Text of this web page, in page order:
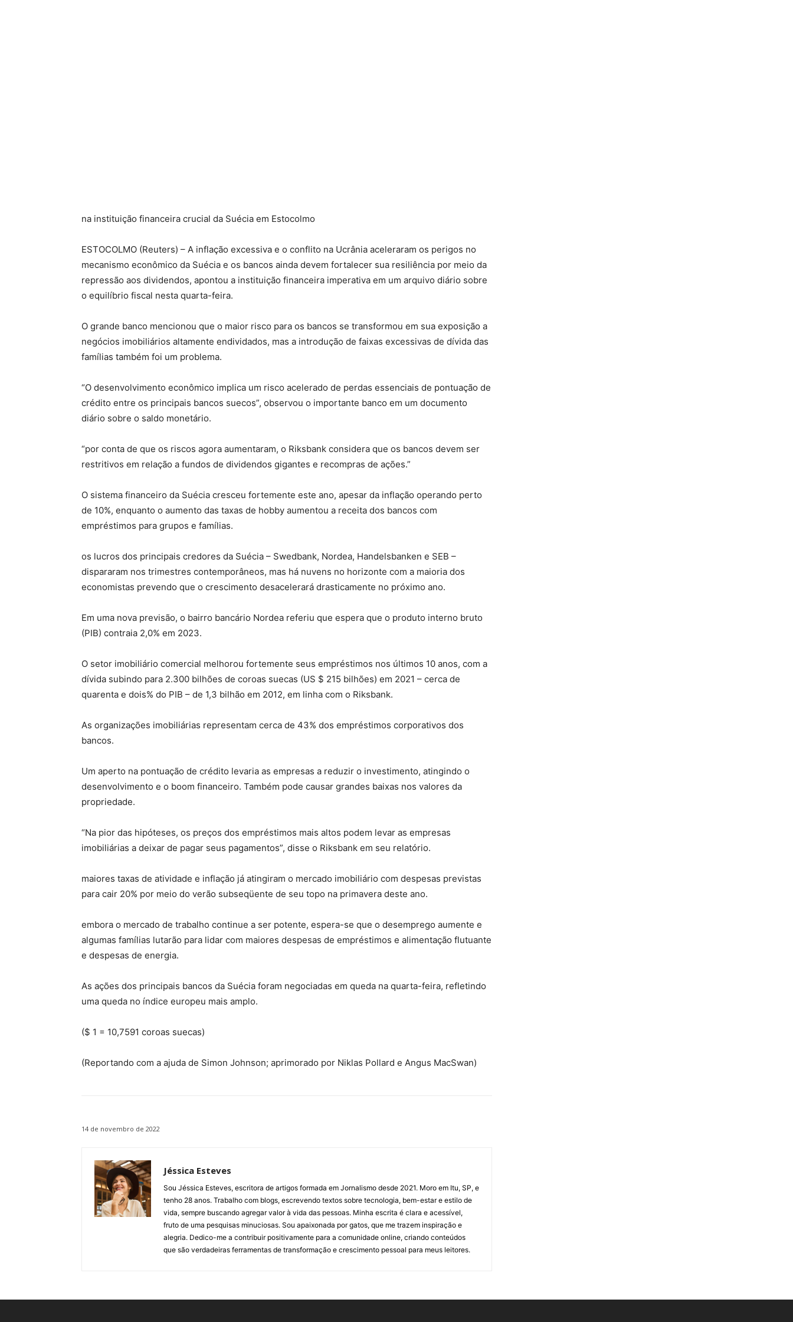
na instituição financeira crucial da Suécia em Estocolmo
ESTOCOLMO (Reuters) – A inflação excessiva e o conflito na Ucrânia aceleraram os perigos no
mecanismo econômico da Suécia e os bancos ainda devem fortalecer sua resiliência por meio da
repressão aos dividendos, apontou a instituição financeira imperativa em um arquivo diário sobre
o equilíbrio fiscal nesta quarta-feira.
O grande banco mencionou que o maior risco para os bancos se transformou em sua exposição a
negócios imobiliários altamente endividados, mas a introdução de faixas excessivas de dívida das
famílias também foi um problema.
“O desenvolvimento econômico implica um risco acelerado de perdas essenciais de pontuação de
crédito entre os principais bancos suecos”, observou o importante banco em um documento
diário sobre o saldo monetário.
“por conta de que os riscos agora aumentaram, o Riksbank considera que os bancos devem ser
restritivos em relação a fundos de dividendos gigantes e recompras de ações.”
O sistema financeiro da Suécia cresceu fortemente este ano, apesar da inflação operando perto
de 10%, enquanto o aumento das taxas de hobby aumentou a receita dos bancos com
empréstimos para grupos e famílias.
os lucros dos principais credores da Suécia – Swedbank, Nordea, Handelsbanken e SEB –
dispararam nos trimestres contemporâneos, mas há nuvens no horizonte com a maioria dos
economistas prevendo que o crescimento desacelerará drasticamente no próximo ano.
Em uma nova previsão, o bairro bancário Nordea referiu que espera que o produto interno bruto
(PIB) contraia 2,0% em 2023.
O setor imobiliário comercial melhorou fortemente seus empréstimos nos últimos 10 anos, com a
dívida subindo para 2.300 bilhões de coroas suecas (US $ 215 bilhões) em 2021 – cerca de
quarenta e dois% do PIB – de 1,3 bilhão em 2012, em linha com o Riksbank.
As organizações imobiliárias representam cerca de 43% dos empréstimos corporativos dos
bancos.
Um aperto na pontuação de crédito levaria as empresas a reduzir o investimento, atingindo o
desenvolvimento e o boom financeiro. Também pode causar grandes baixas nos valores da
propriedade.
“Na pior das hipóteses, os preços dos empréstimos mais altos podem levar as empresas
imobiliárias a deixar de pagar seus pagamentos”, disse o Riksbank em seu relatório.
maiores taxas de atividade e inflação já atingiram o mercado imobiliário com despesas previstas
para cair 20% por meio do verão subseqüente de seu topo na primavera deste ano.
embora o mercado de trabalho continue a ser potente, espera-se que o desemprego aumente e
algumas famílias lutarão para lidar com maiores despesas de empréstimos e alimentação flutuante
e despesas de energia.
As ações dos principais bancos da Suécia foram negociadas em queda na quarta-feira, refletindo
uma queda no índice europeu mais amplo.
($ 1 = 10,7591 coroas suecas)
(Reportando com a ajuda de Simon Johnson; aprimorado por Niklas Pollard e Angus MacSwan)
14 de novembro de 2022
Jéssica Esteves
Sou Jéssica Esteves, escritora de artigos formada em Jornalismo desde 2021. Moro em Itu, SP, e
tenho 28 anos. Trabalho com blogs, escrevendo textos sobre tecnologia, bem-estar e estilo de
vida, sempre buscando agregar valor à vida das pessoas. Minha escrita é clara e acessível,
fruto de uma pesquisas minuciosas. Sou apaixonada por gatos, que me trazem inspiração e
alegria. Dedico-me a contribuir positivamente para a comunidade online, criando conteúdos
que são verdadeiras ferramentas de transformação e crescimento pessoal para meus leitores.